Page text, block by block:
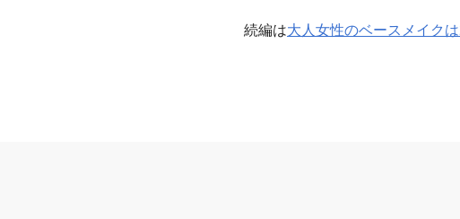
続編は大人女性のベースメイク